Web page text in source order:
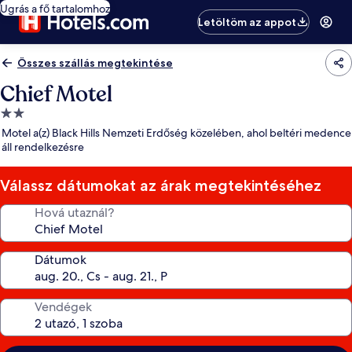
Ugrás a fő tartalomhoz
Letöltöm az appot
Összes szállás megtekintése
Chief Motel
2.0
csillagos
szálláshely
Motel a(z) Black Hills Nemzeti Erdőség közelében, ahol beltéri medence
áll rendelkezésre
Válassz dátumokat az árak megtekintéséhez
Hová utaznál?
Dátumok
Vendégek